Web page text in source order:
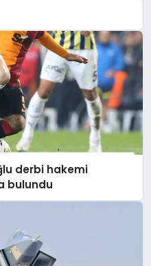
derbi hakemi
bulundu